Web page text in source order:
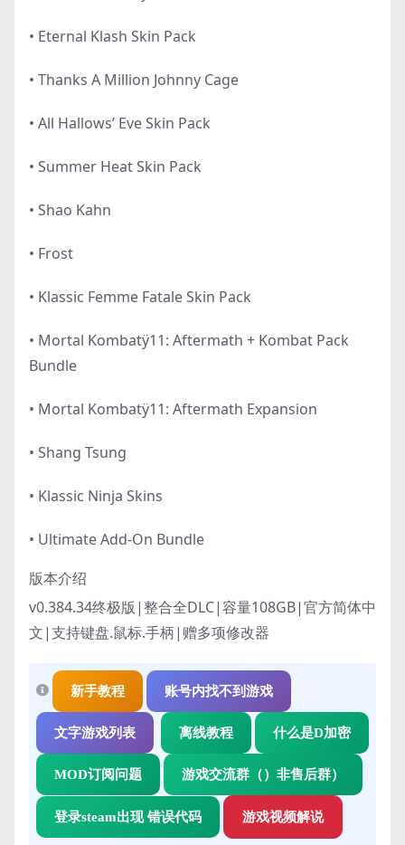
• Eternal Klash Skin Pack
• Thanks A Million Johnny Cage
• All Hallows’ Eve Skin Pack
• Summer Heat Skin Pack
• Shao Kahn
• Frost
• Klassic Femme Fatale Skin Pack
• Mortal Kombatÿ11: Aftermath + Kombat Pack
Bundle
• Mortal Kombatÿ11: Aftermath Expansion
• Shang Tsung
• Klassic Ninja Skins
• Ultimate Add-On Bundle
版本介绍
v0.384.34终极版|整合全DLC|容量108GB|官方简体中
文|支持键盘.鼠标.手柄|赠多项修改器
新手教程 账号内找不到游戏
文字游戏列表 离线教程 什么是D加密
MOD订阅问题 游戏交流群（）非售后群）
登录steam出现 错误代码 游戏视频解说